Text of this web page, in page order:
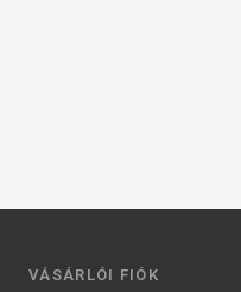
VÁSÁRLÓI FIÓK